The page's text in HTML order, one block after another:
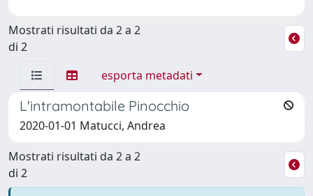
Mostrati risultati da 2 a 2
di 2
esporta metadati
L'intramontabile Pinocchio
2020-01-01 Matucci, Andrea
Mostrati risultati da 2 a 2
di 2